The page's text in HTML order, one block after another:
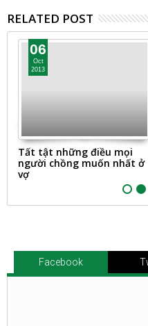
RELATED POST
06
Oct
2013
Tất tật những điều mọi
người chồng muốn nhất ở
vợ
Facebook